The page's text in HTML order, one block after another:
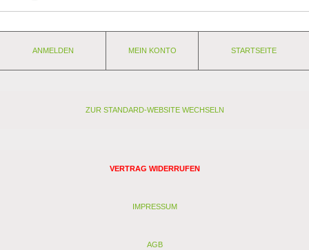
ANMELDEN MEIN KONTO STARTSEITE
ZUR STANDARD-WEBSITE WECHSELN
VERTRAG WIDERRUFEN
IMPRESSUM
AGB